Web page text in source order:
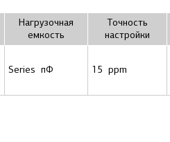
Нагрузочная
емкость
Точность
настройки
Series пФ 15 ppm